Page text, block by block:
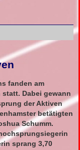
fanden am
Dabei gewann
der Aktiven
betätigten
Schumm.
sprang 3,70